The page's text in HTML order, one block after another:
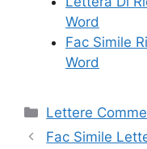
Word
Fac Simile
Word
Categorie
Lettere
Fac Simile